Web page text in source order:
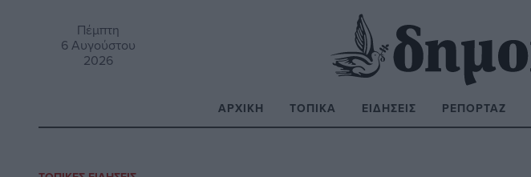
Πέμπτη
6 Αυγούστου
2026
ΑΡΧΙΚΉ ΤΟΠΙΚΆ ΕΙΔΉΣΕΙΣ ΡΕΠΟΡΤΆΖ